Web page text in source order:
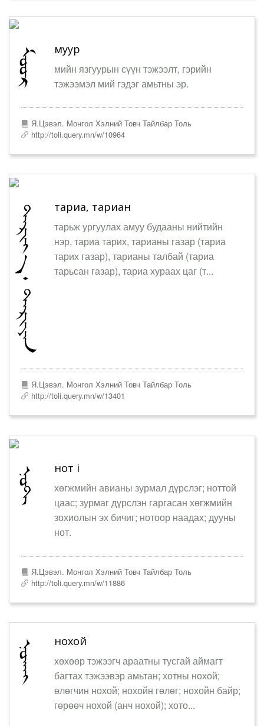
муур
мийн язгуурын сүүн тэжээлт, гэрийн
тэжээмэл мий гэдэг амьтны эр.
Я.Цэвэл. Монгол Хэлний Товч Тайлбар Толь
http://toli.query.mn/w/10964
тариа, тариан
тарьж ургуулах амуу будааны нийтийн
нэр, тариа тарих, тарианы газар (тариа
тарих газар), тарианы талбай (тариа
тарьсан газар), тариа хураах цаг (т...
Я.Цэвэл. Монгол Хэлний Товч Тайлбар Толь
http://toli.query.mn/w/13401
нот i
хөгжмийн авианы зурмал дүрслэг; ноттой
цаас; зурмаг дүрслэн гаргасан хөгжмийн
зохиолын эх бичиг; нотоор наадах; дууны
нот.
Я.Цэвэл. Монгол Хэлний Товч Тайлбар Толь
http://toli.query.mn/w/11886
нохой
хөхөөр тэжээгч араатны тусгай аймагт
багтах тэжээвэр амьтан; хотны нохой;
өлөгчин нохой; нохойн гөлөг; нохойн байр;
гөрөөч нохой (анч нохой); хото...